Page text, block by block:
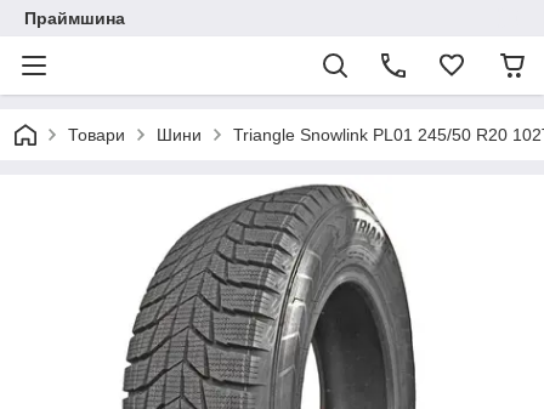
Праймшина
Товари Шини Triangle Snowlink PL01 245/50 R20